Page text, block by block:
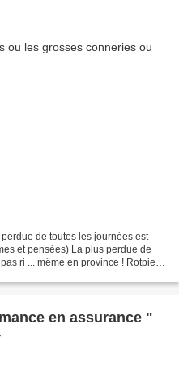
de toutes les journées est
et pensées) La plus perdue de
ri ... même en province ! Rotpier
en assurance "